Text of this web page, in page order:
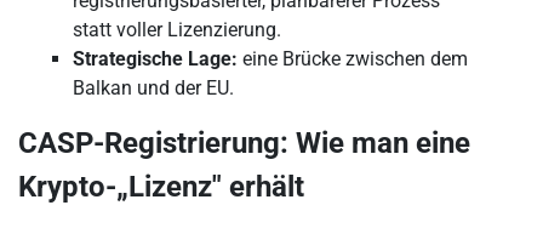
statt voller Lizenzierung.
Strategische Lage: eine Brücke zwischen dem
Balkan und der EU.
CASP-Registrierung: Wie man eine
Krypto-„Lizenz" erhält